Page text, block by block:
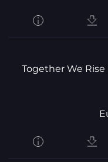
Together We